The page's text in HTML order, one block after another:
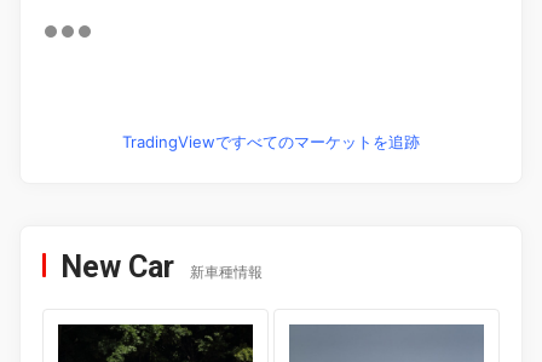
TradingViewですべてのマーケットを追跡
New Car 新車種情報